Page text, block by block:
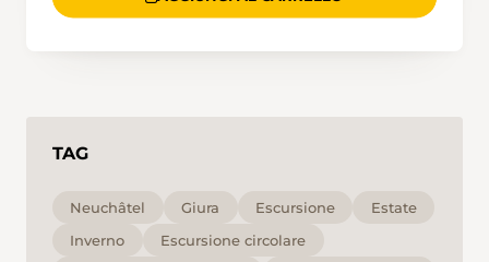
TAG
Neuchâtel Giura Escursione
Estate
Inverno
Escursione circolare